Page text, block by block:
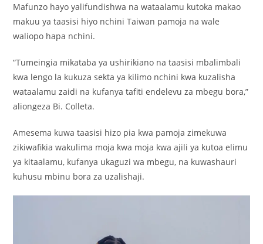
Mafunzo hayo yalifundishwa na wataalamu kutoka makao
makuu ya taasisi hiyo nchini Taiwan pamoja na wale
waliopo hapa nchini.
“Tumeingia mikataba ya ushirikiano na taasisi mbalimbali
kwa lengo la kukuza sekta ya kilimo nchini kwa kuzalisha
wataalamu zaidi na kufanya tafiti endelevu za mbegu bora,”
aliongeza Bi. Colleta.
Amesema kuwa taasisi hizo pia kwa pamoja zimekuwa
zikiwafikia wakulima moja kwa moja kwa ajili ya kutoa elimu
ya kitaalamu, kufanya ukaguzi wa mbegu, na kuwashauri
kuhusu mbinu bora za uzalishaji.